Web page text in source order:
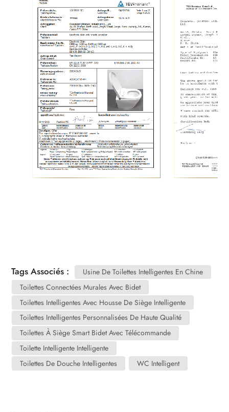
Tags Associés :
Usine De Toilettes Intelligentes En Chine
Toilettes Connectées Murales Avec Bidet
Toilettes Intelligentes Avec Housse De Siège Intelligente
Toilettes Intelligentes Personnalisées De Haute Qualité
Toilettes À Siège Smart Bidet Avec Télécommande
Toilette Intelligente Intelligente
Toilettes De Douche Intelligentes
WC Intelligent